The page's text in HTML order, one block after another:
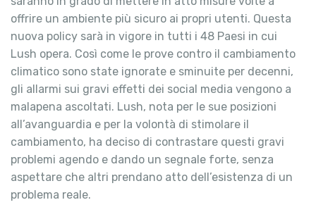
offrire un ambiente più sicuro ai propri utenti. Questa
nuova policy sarà in vigore in tutti i 48 Paesi in cui
Lush opera. Così come le prove contro il cambiamento
climatico sono state ignorate e sminuite per decenni,
gli allarmi sui gravi effetti dei social media vengono a
malapena ascoltati. Lush, nota per le sue posizioni
all’avanguardia e per la volontà di stimolare il
cambiamento, ha deciso di contrastare questi gravi
problemi agendo e dando un segnale forte, senza
aspettare che altri prendano atto dell’esistenza di un
problema reale.